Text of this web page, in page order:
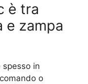
è tra
e zampa
spesso in
o